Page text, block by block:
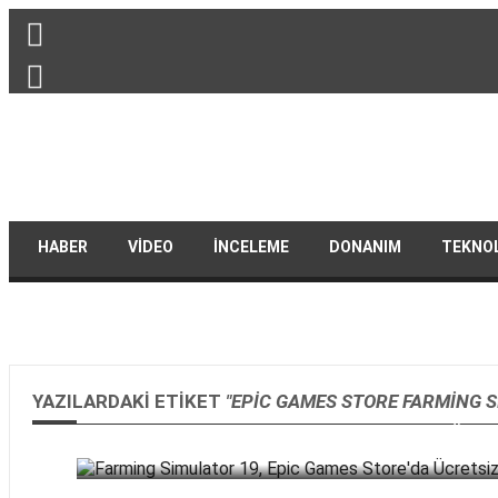
HABER VIDEO İNCELEME DONANIM
YAZILARDAKI ETIKET "EPIC GAMES STORE FARMING